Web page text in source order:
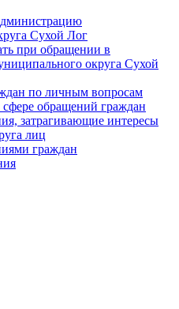
Сухой Лог
при обращении в
округа Сухой
по личным вопросам
сфере обращений граждан
затрагивающие интересы
лиц
граждан